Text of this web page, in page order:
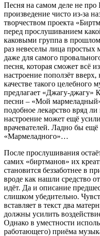
Песня на самом деле не
произведение чисто из-за
творчеством проекта
перед прослушиванием
каковыми группа в
раз невеселы лица
даже для самого
песня, которая сможет всё
настроение поползёт вверх,
качестве такого целебного
предлагает «Джагу-джагу»
песни – «Мой
подобное лекарство вряд
настроение может ещё
врачевателей. Ладно бы
«Мармеладного»…
После прослушивания
самих «биртманов» их
становится беззаботнее в
вроде как нашли средство
идёт. Да и описание
слишком убедительно.
вставляет в текст два
должны усилить
Однако в уместности
работающего) приёма